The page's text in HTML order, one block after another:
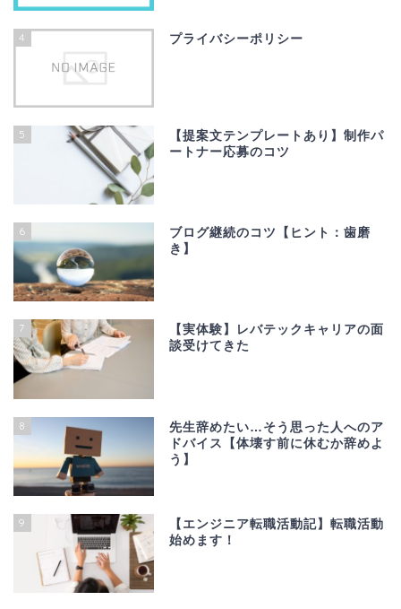
4 プライバシーポリシー
5
【提案文テンプレートあり】制作パ
ートナー応募のコツ
6
ブログ継続のコツ【ヒント：歯磨
き】
7
【実体験】レバテックキャリアの面
談受けてきた
8
先生辞めたい…そう思った人へのア
ドバイス【体壊す前に休むか辞めよ
う】
9
【エンジニア転職活動記】転職活動
始めます！